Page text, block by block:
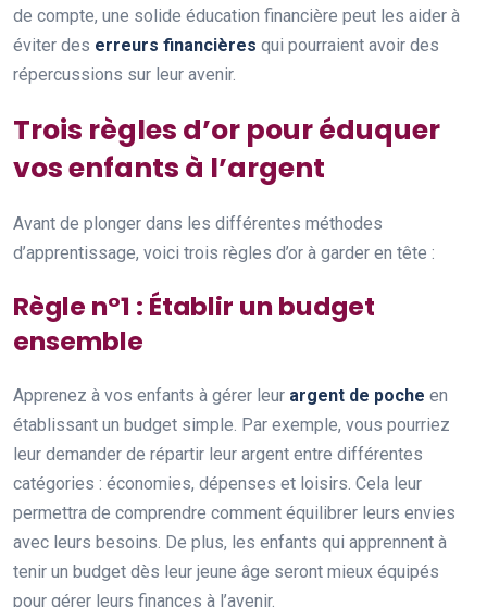
de compte, une solide éducation financière peut les aider à
éviter des erreurs financières qui pourraient avoir des
répercussions sur leur avenir.
Trois règles d’or pour éduquer
vos enfants à l’argent
Avant de plonger dans les différentes méthodes
d’apprentissage, voici trois règles d’or à garder en tête :
Règle n°1 : Établir un budget
ensemble
Apprenez à vos enfants à gérer leur argent de poche en
établissant un budget simple. Par exemple, vous pourriez
leur demander de répartir leur argent entre différentes
catégories : économies, dépenses et loisirs. Cela leur
permettra de comprendre comment équilibrer leurs envies
avec leurs besoins. De plus, les enfants qui apprennent à
tenir un budget dès leur jeune âge seront mieux équipés
pour gérer leurs finances à l’avenir.